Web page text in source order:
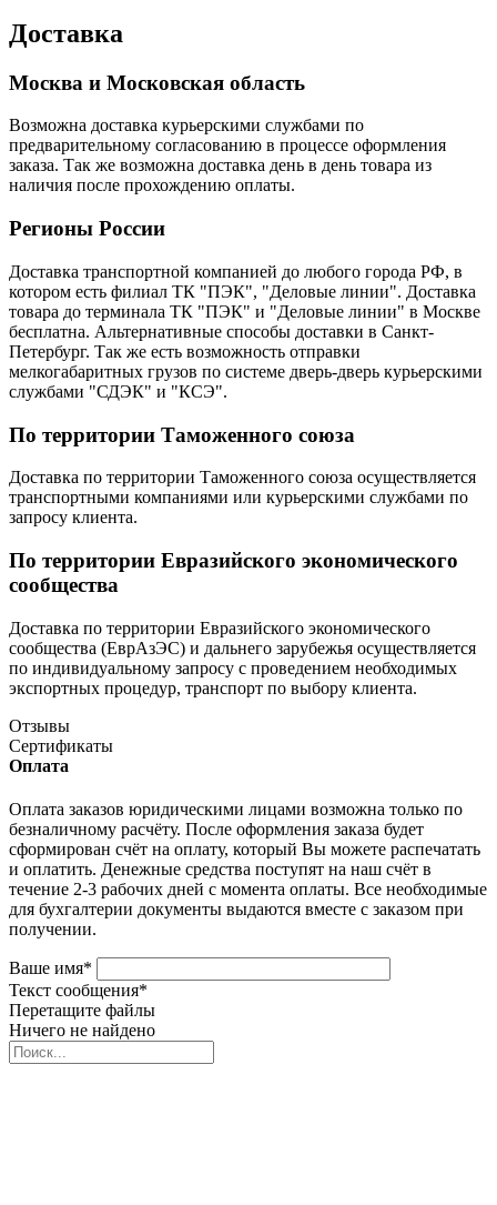
Доставка
Москва и Московская область
Возможна доставка курьерскими службами по
предварительному согласованию в процессе оформления
заказа. Так же возможна доставка день в день товара из
наличия после прохождению оплаты.
Регионы России
Доставка транспортной компанией до любого города РФ, в
котором есть филиал ТК "ПЭК", "Деловые линии". Доставка
товара до терминала ТК "ПЭК" и "Деловые линии" в Москве
бесплатна. Альтернативные способы доставки в Санкт-
Петербург. Так же есть возможность отправки
мелкогабаритных грузов по системе дверь-дверь курьерскими
службами "СДЭК" и "КСЭ".
По территории Таможенного союза
Доставка по территории Таможенного союза осуществляется
транспортными компаниями или курьерскими службами по
запросу клиента.
По территории Евразийского экономического
сообщества
Доставка по территории Евразийского экономического
сообщества (ЕврАзЭС) и дальнего зарубежья осуществляется
по индивидуальному запросу с проведением необходимых
экспортных процедур, транспорт по выбору клиента.
Отзывы
Сертификаты
Оплата
Оплата заказов юридическими лицами возможна только по
безналичному расчёту. После оформления заказа будет
сформирован счёт на оплату, который Вы можете распечатать
и оплатить. Денежные средства поступят на наш счёт в
течение 2-3 рабочих дней с момента оплаты. Все необходимые
для бухгалтерии документы выдаются вместе с заказом при
получении.
Ваше имя*
Текст сообщения*
Перетащите файлы
Ничего не найдено